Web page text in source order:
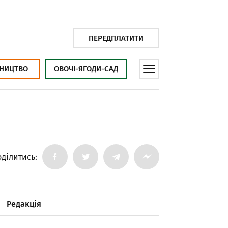
ПЕРЕДПЛАТИТИ
ОВОЧІ-ЯГОДИ-САД
Редакція